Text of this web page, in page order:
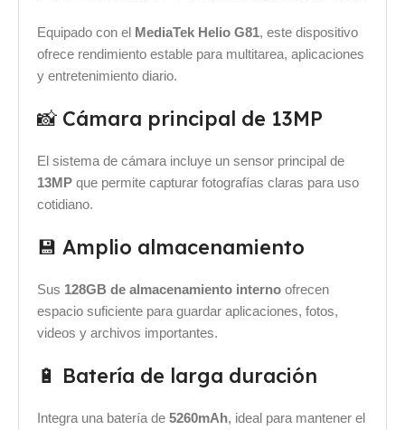
Equipado con el MediaTek Helio G81, este dispositivo
ofrece rendimiento estable para multitarea, aplicaciones
y entretenimiento diario.
📸 Cámara principal de 13MP
El sistema de cámara incluye un sensor principal de
13MP que permite capturar fotografías claras para uso
cotidiano.
💾 Amplio almacenamiento
Sus 128GB de almacenamiento interno ofrecen
espacio suficiente para guardar aplicaciones, fotos,
videos y archivos importantes.
🔋 Batería de larga duración
Integra una batería de 5260mAh, ideal para mantener el